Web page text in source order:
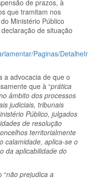
de prazos, à
que tramitam nos
Ministério Público
de situação
Paginas/
a advocacia de que o
que à “prática
âmbito dos processos
judiciais, tribunais
Público, julgados
de resolução
territorialmente
calamidade, aplica-se o
da aplicabilidade do
“não prejudica a